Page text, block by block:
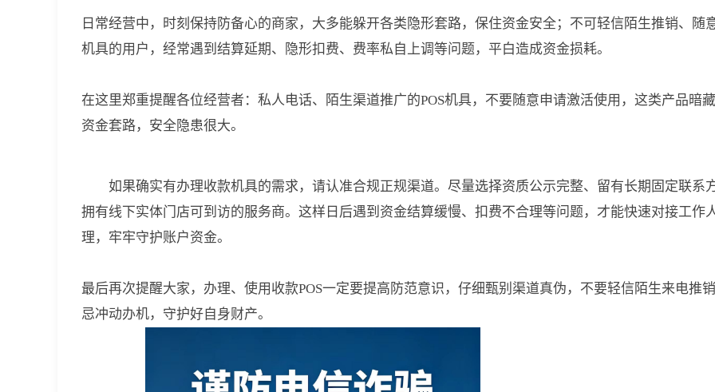
日常经营中，时刻保持防备心的商家，大多能躲开各类隐形套路，保住资金安全；不可轻信陌生推销、随
机具的用户，经常遇到结算延期、隐形扣费、费率私自上调等问题，平白造成资金损耗。
在这里郑重提醒各位经营者：私人电话、陌生渠道推广的POS机具，不要随意申请激活使用，这类产品暗
资金套路，安全隐患很大。
如果确实有办理收款机具的需求，请认准合规正规渠道。尽量选择资质公示完整、留有长期固定联系
拥有线下实体门店可到访的服务商。这样日后遇到资金结算缓慢、扣费不合理等问题，才能快速对接工作
理，牢牢守护账户资金。
最后再次提醒大家，办理、使用收款POS一定要提高防范意识，仔细甄别渠道真伪，不要轻信陌生来电推
忌冲动办机，守护好自身财产。